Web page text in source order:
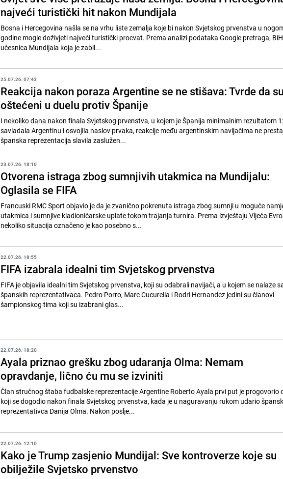
najveći turistički hit nakon Mundijala
Bosna i Hercegovina našla se na vrhu liste zemalja koje bi nakon Svjetskog prvenstva u
godine mogle doživjeti najveći turistički procvat. Prema analizi podataka Google pretraga,
učesnica Mundijala koja je zabil...
25.07.26. 07:43
Reakcija nakon poraza Argentine se ne stišava: Tvrde da su
oštećeni u duelu protiv Španije
I nekoliko dana nakon finala Svjetskog prvenstva, u kojem je Španija minimalnim rezultatom
savladala Argentinu i osvojila naslov prvaka, reakcije među argentinskim navijačima ne
španska reprezentacija slavila zaslužen...
23.07.26. 18:10
Otvorena istraga zbog sumnjivih utakmica na Mundijalu:
Oglasila se FIFA
Francuski RMC Sport objavio je da je zvanično pokrenuta istraga zbog sumnji u moguće
utakmica i sumnjive kladioničarske uplate tokom trajanja turnira. Prema izvještaju Vijeća
nekoliko situacija označeno je kao posebno s...
22.07.26. 18:55
FIFA izabrala idealni tim Svjetskog prvenstva
FIFA je objavila idealni tim Svjetskog prvenstva, koji su odabrali navijači, a u kojem se nalaze
španskih reprezentativaca. Pedro Porro, Marc Cucurella i Rodri Hernandez jedini su članovi
šampionskog tima koji su izabrani glas...
22.07.26. 18:20
Ayala priznao grešku zbog udaranja Olma: Nemam
opravdanje, lično ću mu se izviniti
Član stručnog štaba fudbalske reprezentacije Argentine Roberto Ayala prvi put je progovorio
koji se dogodio nakon finala Svjetskog prvenstva, kada je u naguravanju rukom udario
reprezentativca Danija Olma. Nakon poslje...
22.07.26. 12:10
Kako je Trump zasjenio Mundijal: Sve kontroverze koje su
obilježile Svjetsko prvenstvo